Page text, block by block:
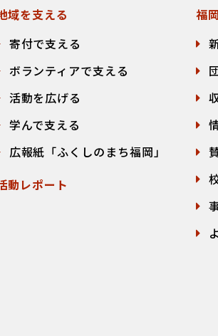
域を支える
寄付で支える
ボランティアで支える
活動を広げる
学んで支える
広報紙「ふくしのまち福岡」
動レポート
福